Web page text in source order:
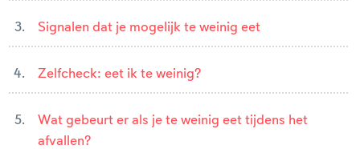
Signalen dat je mogelijk te weinig eet
Zelfcheck: eet ik te weinig?
Wat gebeurt er als je te weinig eet tijdens het
afvallen?